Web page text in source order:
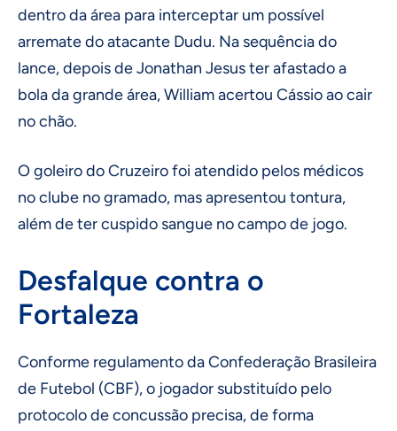
dentro da área para interceptar um possível
arremate do atacante Dudu. Na sequência do
lance, depois de Jonathan Jesus ter afastado a
bola da grande área, William acertou Cássio ao cair
no chão.
O goleiro do Cruzeiro foi atendido pelos médicos
no clube no gramado, mas apresentou tontura,
além de ter cuspido sangue no campo de jogo.
Desfalque contra o
Fortaleza
Conforme regulamento da Confederação Brasileira
de Futebol (CBF), o jogador substituído pelo
protocolo de concussão precisa, de forma